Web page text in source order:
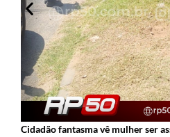
Cidadão fantasma vê mulher ser